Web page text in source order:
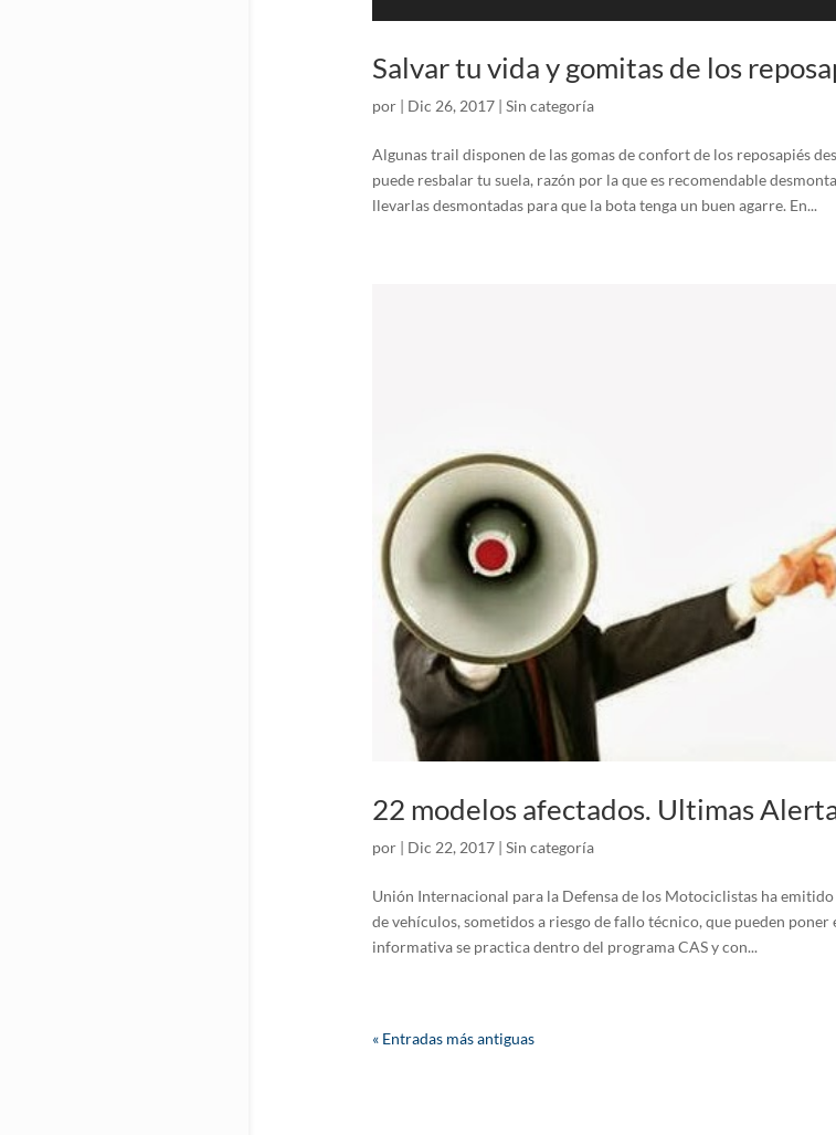
Salvar tu vida y gomitas de los
por Dic 26, 2017| Sin categoría
Algunas trail disponen de las gomas de confort de los reposapiés
puede resbalar tu suela, razón por la que es recomendable
llevarlas desmontadas para que la bota tenga un buen agarre. En...
22 modelos afectados. Ultimas
por | Dic 22, 2017| Sin categoría
Unión Internacional para la Defensa de los Motociclistas ha
de vehículos, sometidos a riesgo de fallo técnico, que pueden
informativa se practica dentro del programa CAS y con...
« Entradas más antiguas